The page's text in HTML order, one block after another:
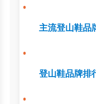
主流登山鞋品
登山鞋品牌排